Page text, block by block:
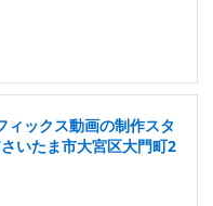
ィックス動画の制作スタ
いたま市大宮区大門町2